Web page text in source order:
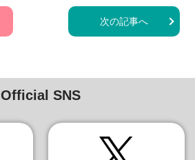
次の記事へ
Official SNS